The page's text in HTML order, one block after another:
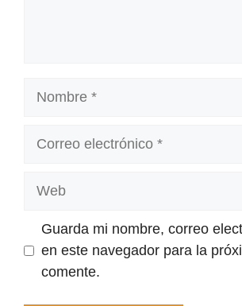
Guarda mi nombre, correo
en este navegador para la
comente.